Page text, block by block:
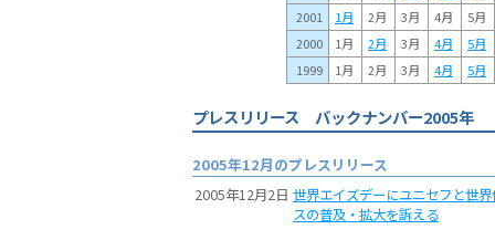
2001
1月 2月 3月 4月
5月
2000
1月 2月 3月 4月
5月
1999
1月 2月 3月 4月 5月
プレスリリース バックナンバー2005年
2005年12月のプレスリリース
2005年12月2日 世界エイズデーにユニセフと世
スの普及・拡大を訴える